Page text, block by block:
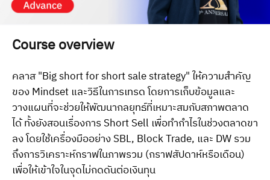
Course overview
คลาส "Big short for short sale strategy" ให้ความสำคัญ
ของ Mindset และวิธีในการเทรด โดยการเก็บข้อมูลและ
วางแผนที่จะช่วยให้พัฒนากลยุทธ์ที่เหมาะสมกับสภาพตลาด
ได้ ทั้งยังสอนเรื่องการ Short Sell เพื่อทำกำไรในช่วงตลาดขา
ลง โดยใช้เครื่องมืออย่าง SBL, Block Trade, และ DW รวม
ถึงการวิเคราะห์กราฟในภาพรวม (กราฟสัปดาห์หรือเดือน)
เพื่อให้เข้าใจในจุดไม่กดดันต่อเงินทุน